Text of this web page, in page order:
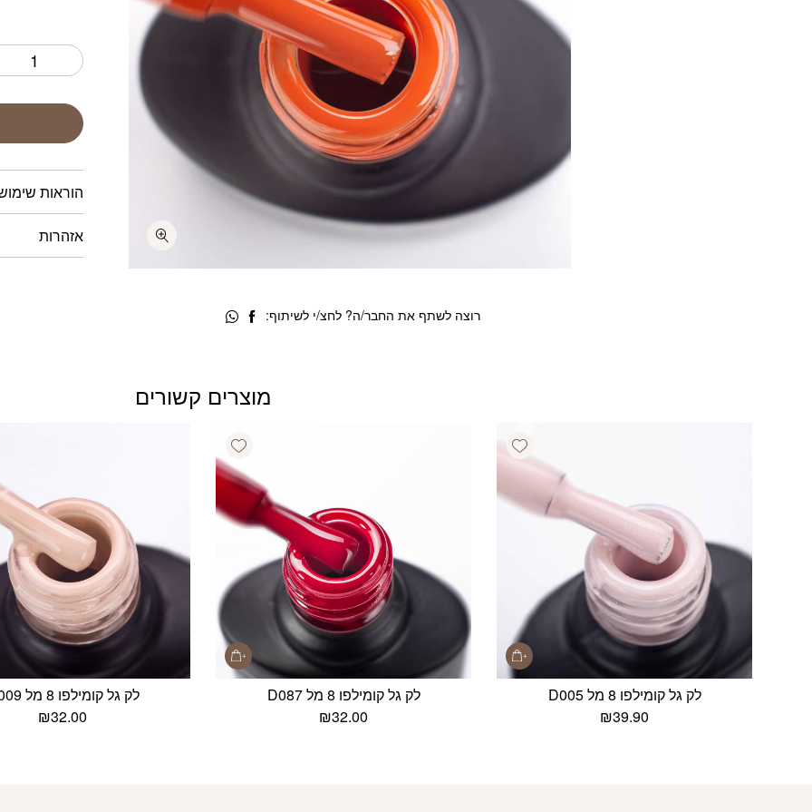
הוראות
אזהרות
רוצה לשתף את החבר/ה? לחצ/י לשיתוף:
מוצרים קשורים
Add wishlist
לק גל קומילפו 8 מל D005
₪39.90
Add wishlist
לק גל קומילפו 8 מל D087
₪32.00
לק גל קומילפו 8 מל D009
₪32.00